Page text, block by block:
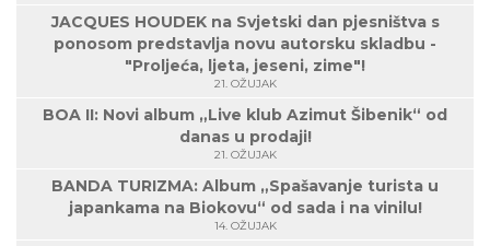
JACQUES HOUDEK na Svjetski dan pjesništva s
ponosom predstavlja novu autorsku skladbu -
"Proljeća, ljeta, jeseni, zime"!
21. OŽUJAK
BOA II: Novi album „Live klub Azimut Šibenik“ od
danas u prodaji!
21. OŽUJAK
BANDA TURIZMA: Album „Spašavanje turista u
japankama na Biokovu“ od sada i na vinilu!
14. OŽUJAK